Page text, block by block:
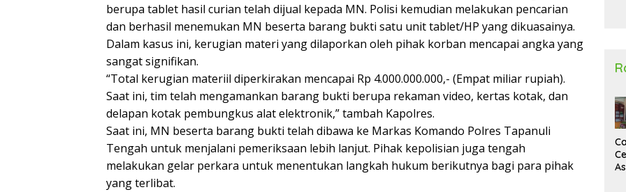
berupa tablet hasil curian telah dijual kepada MN. Polisi kemudian melakukan pencarian
dan berhasil menemukan MN beserta barang bukti satu unit tablet/HP yang dikuasainya.
Dalam kasus ini, kerugian materi yang dilaporkan oleh pihak korban mencapai angka yang
sangat signifikan.
“Total kerugian materiil diperkirakan mencapai Rp 4.000.000.000,- (Empat miliar rupiah).
Saat ini, tim telah mengamankan barang bukti berupa rekaman video, kertas kotak, dan
delapan kotak pembungkus alat elektronik,” tambah Kapolres.
Saat ini, MN beserta barang bukti telah dibawa ke Markas Komando Polres Tapanuli
Tengah untuk menjalani pemeriksaan lebih lanjut. Pihak kepolisian juga tengah
melakukan gelar perkara untuk menentukan langkah hukum berikutnya bagi para pihak
yang terlibat.